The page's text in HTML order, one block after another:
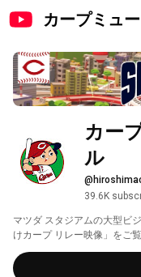
カープミュ
カー
ル
39.6K
マツダ スタジアムの大型ビ
けカープ リレー映像」をご